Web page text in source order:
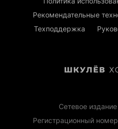
Рекомендательные
Техподдержка
Сетевое
Регистрационный